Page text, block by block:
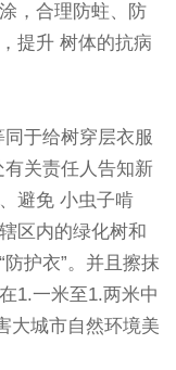
，合理防蛀、防
提升 树体的抗病
于给树穿层衣服
有关责任人告知新
避免 小虫子啃
区内的绿化树和
护衣”。并且擦抹
1.一米至1.两米中
大城市自然环境美